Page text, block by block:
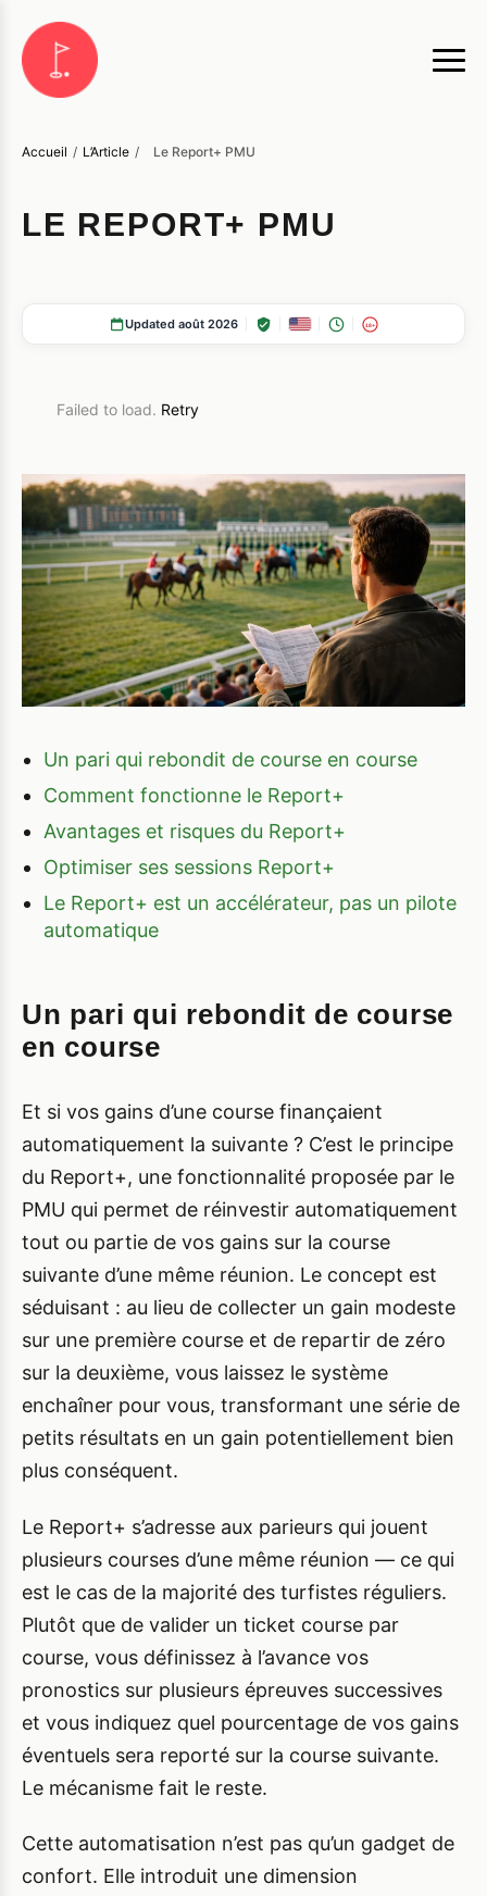
Accueil / L’Article / Le Report+ PMU
LE REPORT+ PMU
Updated août 2026 18+
Failed to load. Retry
Un pari qui rebondit de course en course
Comment fonctionne le Report+
Avantages et risques du Report+
Optimiser ses sessions Report+
Le Report+ est un accélérateur, pas un pilote
automatique
Un pari qui rebondit de course
en course
Et si vos gains d’une course finançaient
automatiquement la suivante ? C’est le principe
du Report+, une fonctionnalité proposée par le
PMU qui permet de réinvestir automatiquement
tout ou partie de vos gains sur la course
suivante d’une même réunion. Le concept est
séduisant : au lieu de collecter un gain modeste
sur une première course et de repartir de zéro
sur la deuxième, vous laissez le système
enchaîner pour vous, transformant une série de
petits résultats en un gain potentiellement bien
plus conséquent.
Le Report+ s’adresse aux parieurs qui jouent
plusieurs courses d’une même réunion — ce qui
est le cas de la majorité des turfistes réguliers.
Plutôt que de valider un ticket course par
course, vous définissez à l’avance vos
pronostics sur plusieurs épreuves successives
et vous indiquez quel pourcentage de vos gains
éventuels sera reporté sur la course suivante.
Le mécanisme fait le reste.
Cette automatisation n’est pas qu’un gadget de
confort. Elle introduit une dimension